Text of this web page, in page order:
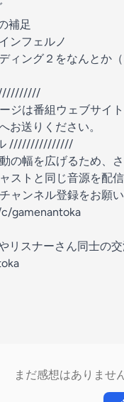
補足
ンフェルノ
ィング２をなんとか（
ジは番組ウェブサイ
お送りください。
ル ///////////////
の幅を広げるため、
ストと同じ音源を配
ャンネル登録をお願い
gamenantoka
リスナーさん同士の
まだ感想はありませ